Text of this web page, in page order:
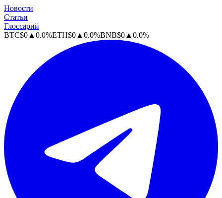
Новости
Статьи
Глоссарий
BTC$0 ▲ 0.0%ETH$0 ▲ 0.0%BNB$0 ▲ 0.0%